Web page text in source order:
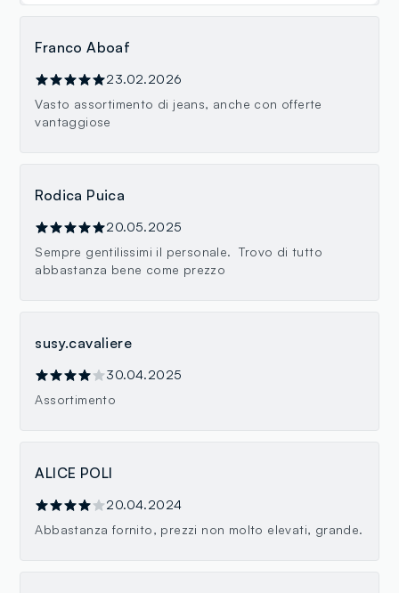
Franco Aboaf
23.02.2026
Vasto assortimento di jeans, anche con offerte
vantaggiose
Rodica Puica
20.05.2025
Sempre gentilissimi il personale. Trovo di tutto
abbastanza bene come prezzo
susy.cavaliere
30.04.2025
Assortimento
ALICE POLI
20.04.2024
Abbastanza fornito, prezzi non molto elevati, grande.